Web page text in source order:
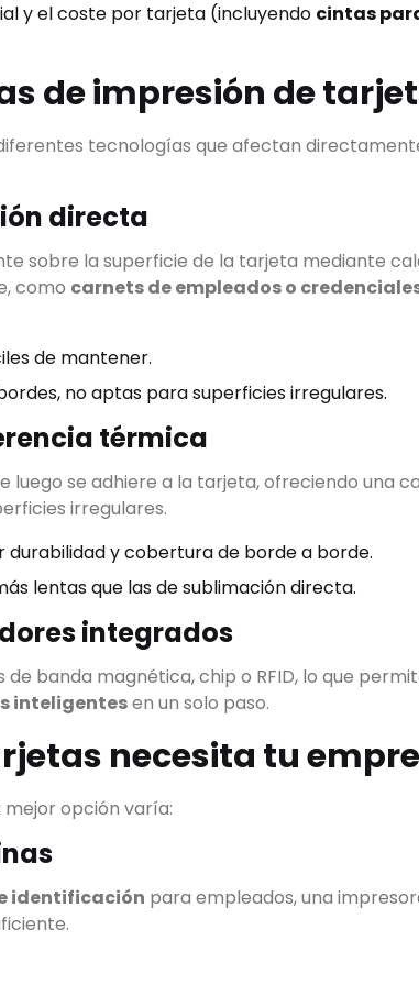
Empieza a escribir
y el coste por tarjeta (incluyendo cintas
de impresión de
tecnologías que afectan
directa
sobre la superficie de la tarjeta mediante
como carnets de empleados o
de mantener.
no aptas para superficies irregulares.
térmica
luego se adhiere a la tarjeta, ofreciendo una
irregulares.
y cobertura de borde a borde.
lentas que las de sublimación directa.
integrados
banda magnética, chip o RFID, lo que
inteligentesen un solo paso.
necesita tu
opción varía:
identificación para empleados, una